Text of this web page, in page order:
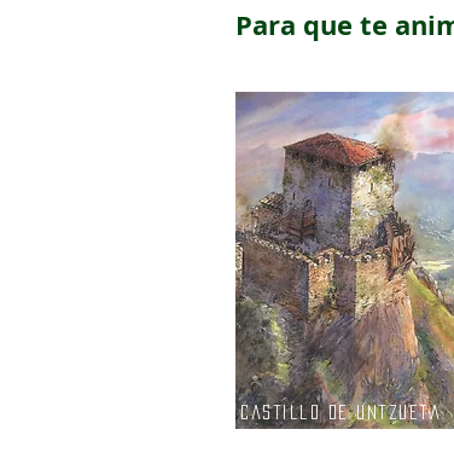
Para que te
castillo de untzueta